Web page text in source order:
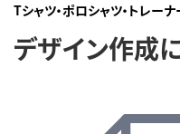
Tシャツ・ポロシャツ・トレー
デザイン作成